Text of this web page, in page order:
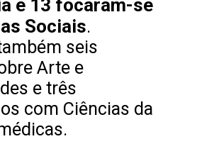
e 13 focaram-se
Sociais.
seis
Arte e
e três
com Ciências da